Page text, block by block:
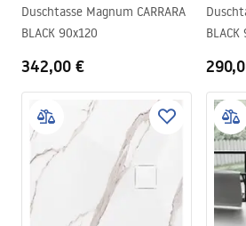
Duschtasse Magnum CARRARA
BLACK 90x120
342,00 €